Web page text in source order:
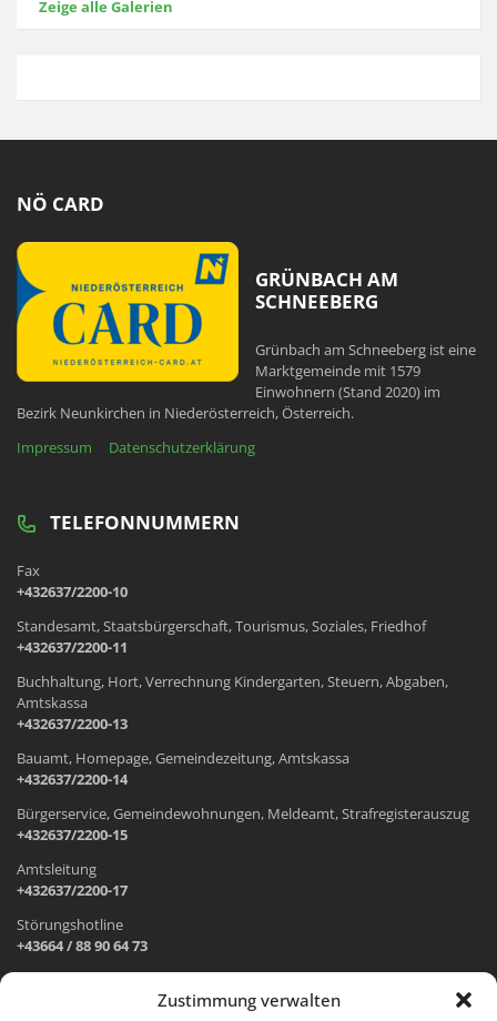
Zustimmung verwalten
Zeige alle Galerien
NÖ CARD
GRÜNBACH AM
SCHNEEBERG
Grünbach am Schneeberg ist eine
Marktgemeinde mit 1579
Einwohnern (Stand 2020) im
Bezirk Neunkirchen in Niederösterreich, Österreich.
Impressum
Datenschutzerklärung
TELEFONNUMMERN
Fax
+432637/2200-10
Standesamt, Staatsbürgerschaft, Tourismus, Soziales, Friedhof
+432637/2200-11
Buchhaltung, Hort, Verrechnung Kindergarten, Steuern, Abgaben,
Amtskassa
+432637/2200-13
Bauamt, Homepage, Gemeindezeitung, Amtskassa
+432637/2200-14
Bürgerservice, Gemeindewohnungen, Meldeamt, Strafregisterauszug
+432637/2200-15
Amtsleitung
+432637/2200-17
Störungshotline
+43664 / 88 90 64 73